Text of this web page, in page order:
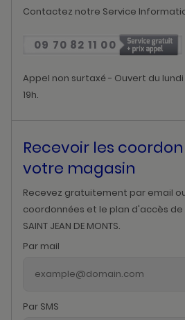
Contactez notre Service
09 70 82 11 00
Appel non surtaxé - Ouvert du
19h.
Recevoir les
votre magasin
Recevez gratuitement par email
coordonnées et le plan d'accès de
SAINT JEAN DE MONTS.
Par mail
Par SMS